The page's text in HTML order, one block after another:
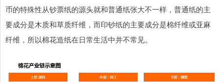
币的特殊性从钞票纸的源头就和普通纸张大不一样，普通纸的主
要成分是木质和草质纤维，而印钞纸的主要成分是棉纤维或亚麻
纤维，所以棉花造纸在日常生活中并不常见。